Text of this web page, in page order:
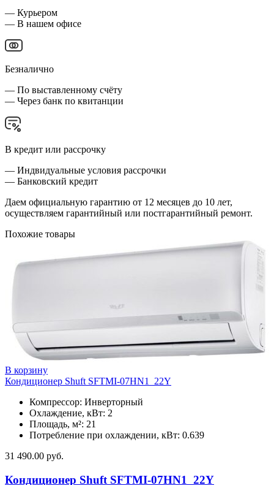
— Курьером
— В нашем офисе
Безналично
— По выставленному счёту
— Через банк по квитанции
В кредит или рассрочку
— Индвидуальные условия рассрочки
— Банковский кредит
Даем официальную гарантию от 12 месяцев до 10 лет,
осуществляем гарантийный или постгарантийный ремонт.
Похожие товары
В корзину
Кондиционер Shuft SFTMI-07HN1_22Y
Компрессор: Инверторный
Охлаждение, кВт: 2
Площадь, м²: 21
Потребление при охлаждении, кВт: 0.639
31 490.00 руб.
Кондиционер Shuft SFTMI-07HN1_22Y